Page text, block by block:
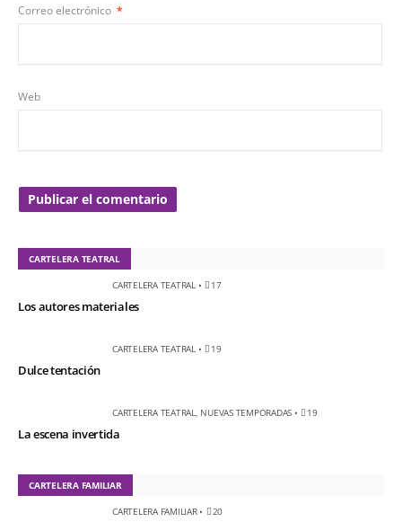
Correo electrónico *
Web
CARTELERA TEATRAL
CARTELERA TEATRAL • 17
Los autores materiales
CARTELERA TEATRAL • 19
Dulce tentación
CARTELERA TEATRAL NUEVAS TEMPORADAS • 19
La escena invertida
CARTELERA FAMILIAR
CARTELERA FAMILIAR• 20